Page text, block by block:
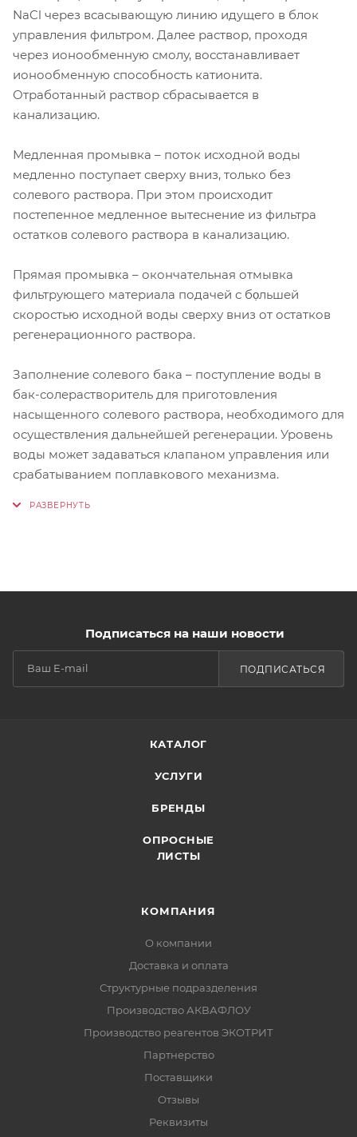
NaCl через всасывающую линию идущего в блок
управления фильтром. Далее раствор, проходя
через ионообменную смолу, восстанавливает
ионообменную способность катионита.
Отработанный раствор сбрасывается в
канализацию.
Медленная промывка – поток исходной воды
медленно поступает сверху вниз, только без
солевого раствора. При этом происходит
постепенное медленное вытеснение из фильтра
остатков солевого раствора в канализацию.
Прямая промывка – окончательная отмывка
фильтрующего материала подачей с бọльшей
скоростью исходной воды сверху вниз от остатков
регенерационного раствора.
Заполнение солевого бака – поступление воды в
бак-солерастворитель для приготовления
насыщенного солевого раствора, необходимого для
осуществления дальнейшей регенерации. Уровень
воды может задаваться клапаном управления или
срабатыванием поплавкового механизма.
Подписаться на наши новости
ПОДПИСАТЬСЯ
КАТАЛОГ
УСЛУГИ
БРЕНДЫ
ОПРОСНЫЕ
ЛИСТЫ
КОМПАНИЯ
О компании
Доставка и оплата
Структурные подразделения
Производство АКВАФЛОУ
Производство реагентов ЭКОТРИТ
Партнерство
Поставщики
Отзывы
Реквизиты